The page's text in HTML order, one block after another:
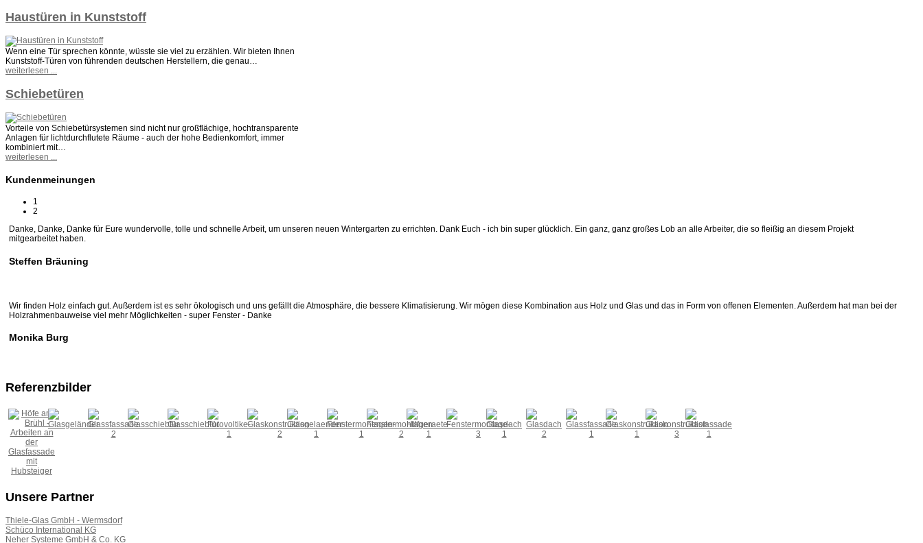
Haustüren in Kunststoff
Wenn eine Tür sprechen könnte, wüsste sie viel zu erzählen. Wir bieten Ihnen
Kunststoff-Türen von führenden deutschen Herstellern, die genau…
weiterlesen ...
Schiebetüren
Vorteile von Schiebetürsystemen sind nicht nur großflächige, hochtransparente
Anlagen für lichtdurchflutete Räume - auch der hohe Bedienkomfort, immer
kombiniert mit…
weiterlesen ...
Kundenmeinungen
1
2
Danke, Danke, Danke für Eure wundervolle, tolle und schnelle Arbeit, um unseren neuen Wintergarten zu errichten. Dank Euch - ich bin super glücklich. Ein ganz, ganz großes Lob an alle Arbeiter, die so fleißig an diesem Projekt
mitgearbeitet haben.
Steffen Bräuning
Wir finden Holz einfach gut. Außerdem ist es sehr ökologisch und uns gefällt die Atmosphäre, die bessere Klimatisierung. Wir mögen diese Kombination aus Holz und Glas und das in Form von offenen Elementen. Außerdem hat man bei der
Holzrahmenbauweise viel mehr Möglichkeiten - super Fenster - Danke
Monika Burg
Referenzbilder
Unsere Partner
Thiele-Glas GmbH - Wermsdorf
Schüco International KG
Neher Systeme GmbH & Co. KG